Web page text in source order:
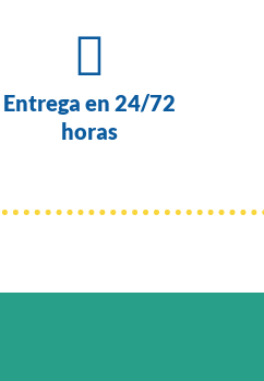

Entrega en 24/72
horas